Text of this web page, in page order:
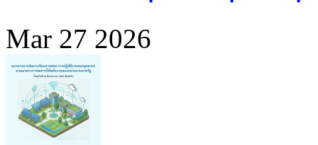
Mar 27 2026